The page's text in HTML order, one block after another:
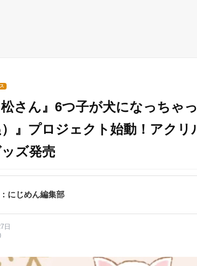
松さん』6つ子が犬になっちゃ
』プロジェクト始動！アクリ
ズ発売
にじめん編集部
日